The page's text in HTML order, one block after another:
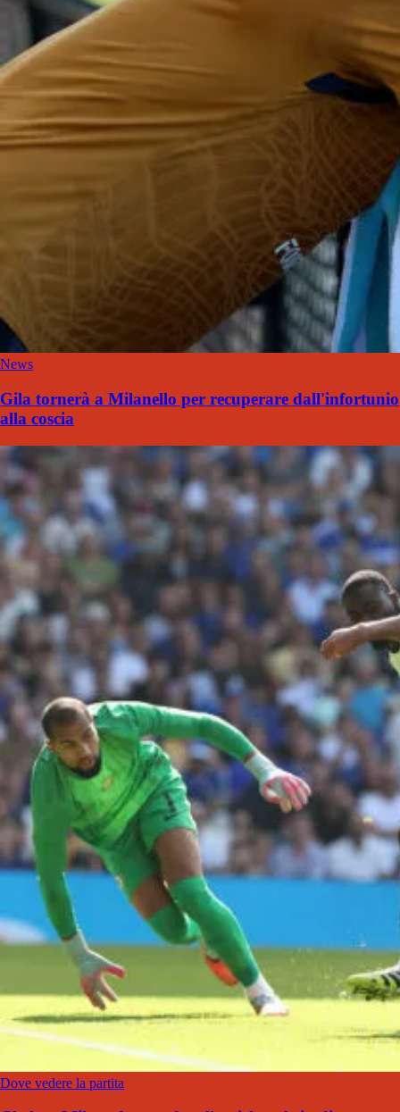
News
Gila tornerà a Milanello per recuperare dall'infortunio
alla coscia
Dove vedere la partita